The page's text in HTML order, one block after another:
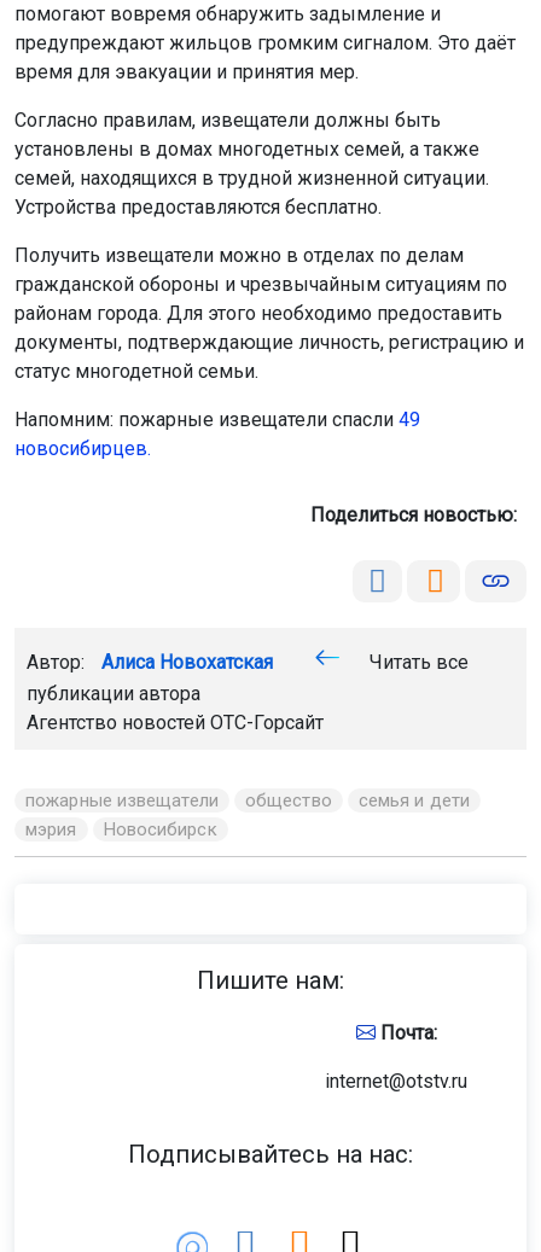
помогают вовремя обнаружить задымление и
предупреждают жильцов громким сигналом. Это даёт
время для эвакуации и принятия мер.
Согласно правилам, извещатели должны быть
установлены в домах многодетных семей, а также
семей, находящихся в трудной жизненной ситуации.
Устройства предоставляются бесплатно.
Получить извещатели можно в отделах по делам
гражданской обороны и чрезвычайным ситуациям по
районам города. Для этого необходимо предоставить
документы, подтверждающие личность, регистрацию и
статус многодетной семьи.
Напомним: пожарные извещатели спасли 49
новосибирцев.
Поделиться новостью:
Автор: Алиса Новохатская
Читать все
публикации автора
Агентство новостей ОТС-Горсайт
пожарные извещатели общество
семья и дети
мэрия
Новосибирск
Пишите нам:
Почта:
internet@otstv.ru
Подписывайтесь на нас: